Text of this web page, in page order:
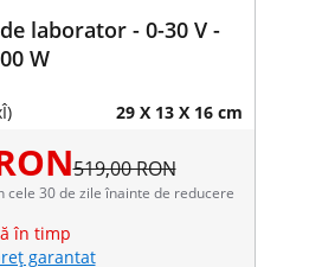
laborator - 0-30 V -
W
29 X 13 X 16 cm
519,00 RON
cele 30 de zile înainte de reducere
în timp
garantat